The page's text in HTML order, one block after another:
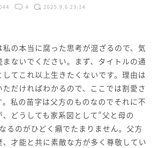
4 2025.9.6 23:14
私の本当に腐った思考が混ざるので、気
ないでください。まず、タイトルの通
してこれ以上生きたくないです。理由は
だければわかるので、ここでは割愛さ
私の苗字は父方のものなのでそれに不
どうしても家系図として“父と母の
るのがひどく癪でたまりません。父方
才能と共に素敵な方が多く尊敬してい